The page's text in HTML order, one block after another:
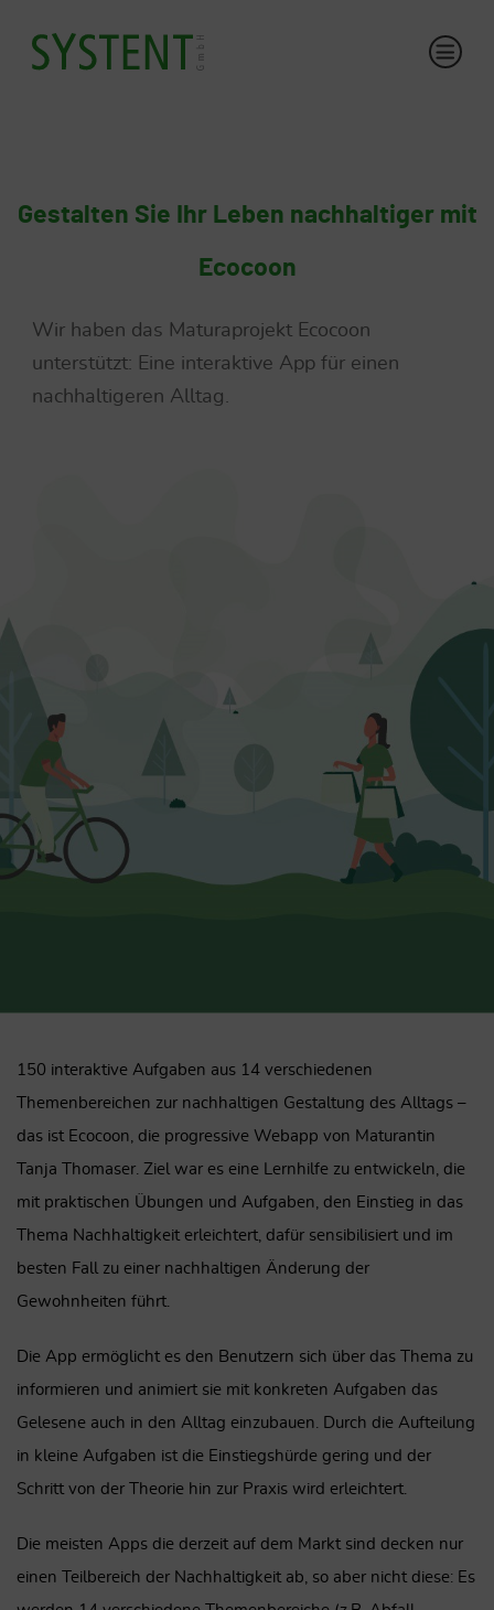
Gestalten Sie Ihr Leben nachhaltiger mit
Ecocoon
Wir haben das Maturaprojekt Ecocoon
unterstützt: Eine interaktive App für einen
nachhaltigeren Alltag.
150 interaktive Aufgaben aus 14 verschiedenen
Themenbereichen zur nachhaltigen Gestaltung des Alltags –
das ist Ecocoon, die progressive Webapp von Maturantin
Tanja Thomaser. Ziel war es eine Lernhilfe zu entwickeln, die
mit praktischen Übungen und Aufgaben, den Einstieg in das
Thema Nachhaltigkeit erleichtert, dafür sensibilisiert und im
besten Fall zu einer nachhaltigen Änderung der
Gewohnheiten führt.
Die App ermöglicht es den Benutzern sich über das Thema zu
informieren und animiert sie mit konkreten Aufgaben das
Gelesene auch in den Alltag einzubauen. Durch die Aufteilung
in kleine Aufgaben ist die Einstiegshürde gering und der
Schritt von der Theorie hin zur Praxis wird erleichtert.
Die meisten Apps die derzeit auf dem Markt sind decken nur
einen Teilbereich der Nachhaltigkeit ab, so aber nicht diese: Es